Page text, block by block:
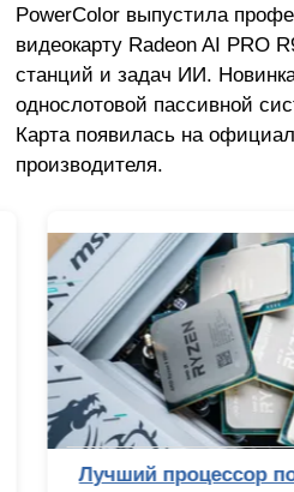
PowerColor выпустила
видеокарту Radeon AI PRO
станций и задач ИИ.
однослотовой пассивной
Карта появилась на
производителя.
Лучший процессор под